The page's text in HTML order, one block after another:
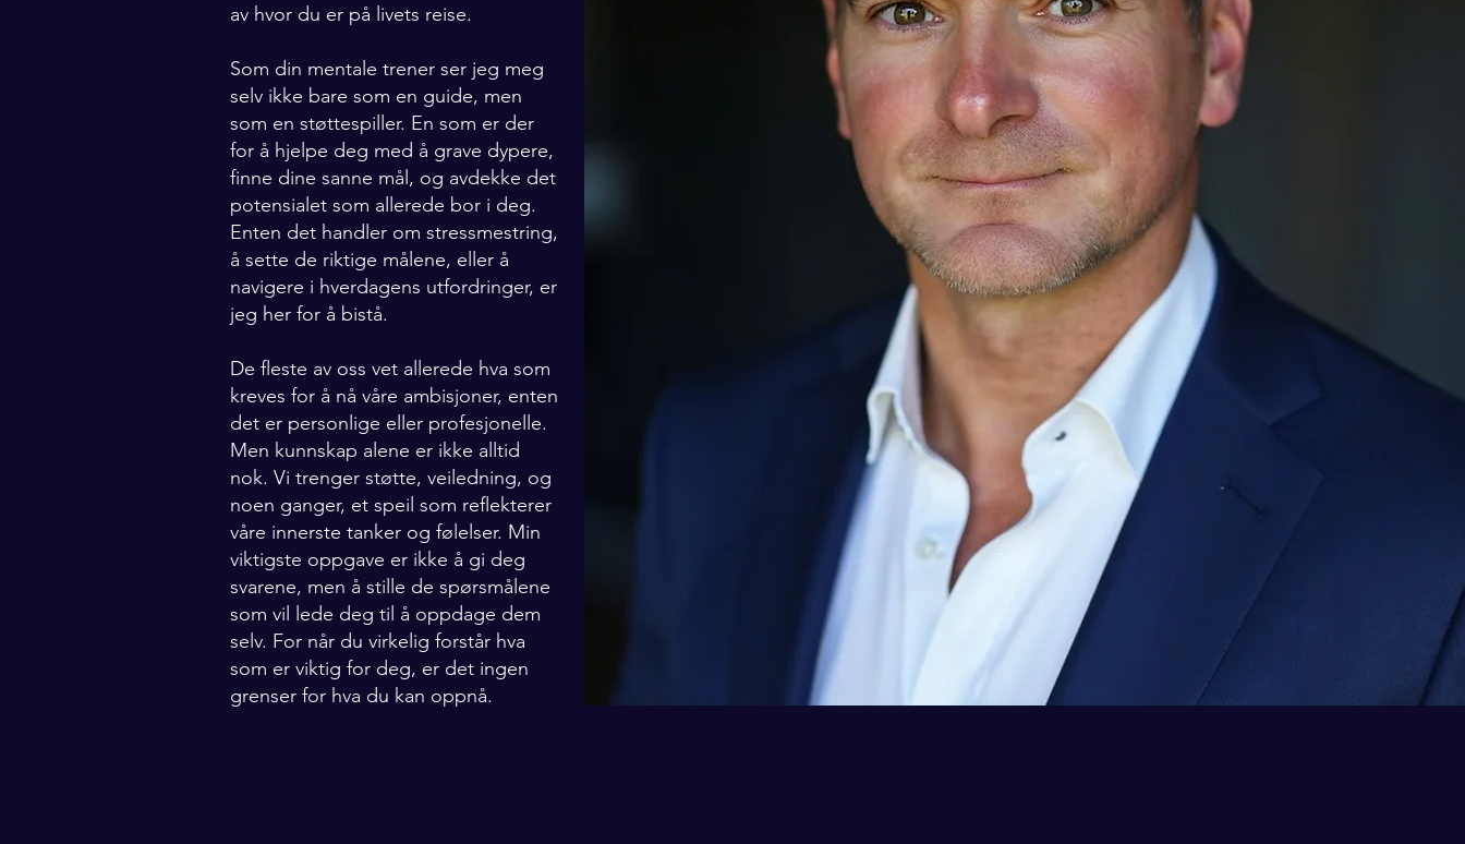
av hvor du er på livets reise.
Som din mentale trener ser jeg meg
selv ikke bare som en guide, men
som en støttespiller. En som er der
for å hjelpe deg med å grave dypere,
finne dine sanne mål, og avdekke det
potensialet som allerede bor i deg.
Enten det handler om stressmestring,
å sette de riktige målene, eller å
navigere i hverdagens utfordringer, er
jeg her for å bistå.
De fleste av oss vet allerede hva som
kreves for å nå våre ambisjoner, enten
det er personlige eller profesjonelle.
Men kunnskap alene er ikke alltid
nok. Vi trenger støtte, veiledning, og
noen ganger, et speil som reflekterer
våre innerste tanker og følelser. Min
viktigste oppgave er ikke å gi deg
svarene, men å stille de spørsmålene
som vil lede deg til å oppdage dem
selv. For når du virkelig forstår hva
som er viktig for deg, er det ingen
grenser for hva du kan oppnå.